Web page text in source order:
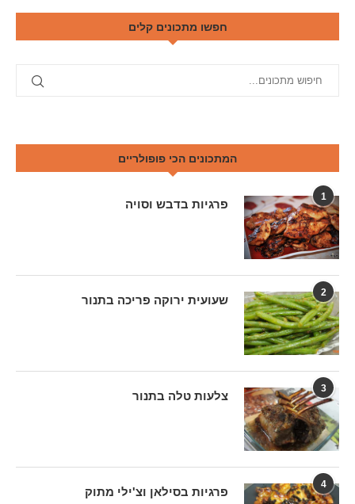
חפשו מתכונים קלים
המתכונים הכי פופולריים
1
פרגיות בדבש וסויה
2
שעועית ירוקה פריכה בתנור
3
צלעות טלה בתנור
4
פרגיות בסילאן וצ'ילי מתוק